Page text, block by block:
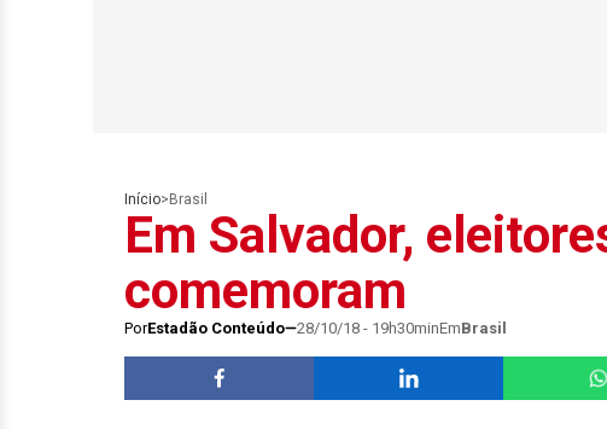
Início> Brasil
Em Salvador,
comemoram
PorEstadão Conteúdo 28/10/18 - 19h30minEmBrasil